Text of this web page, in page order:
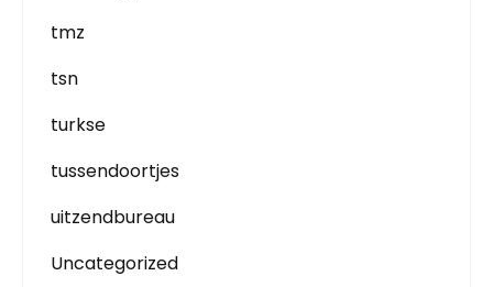
tmz
tsn
turkse
tussendoortjes
uitzendbureau
Uncategorized